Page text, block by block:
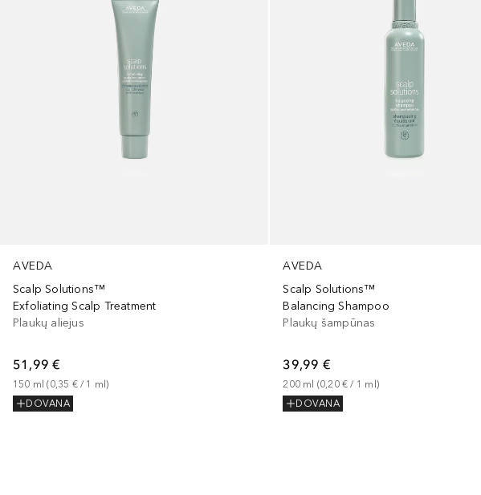
AVEDA
Scalp Solutions™
Exfoliating Scalp Treatment
Plaukų aliejus
51,99 €
150 ml (0,35 € / 1 ml)
DOVANA
AVEDA
Scalp Solutions™
Balancing Shampoo
Plaukų šampūnas
39,99 €
200 ml (0,20 € / 1 ml)
DOVANA